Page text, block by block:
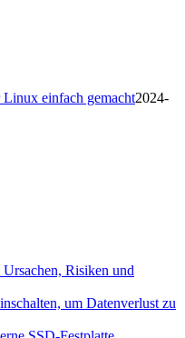
einfach gemacht2024-
Risiken und